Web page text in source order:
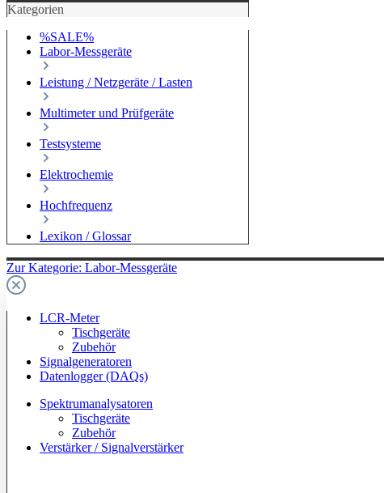
Kategorien
%SALE%
Labor-Messgeräte
Leistung / Netzgeräte / Lasten
Multimeter und Prüfgeräte
Testsysteme
Elektrochemie
Hochfrequenz
Lexikon / Glossar
Zur Kategorie: Labor-Messgeräte
LCR-Meter
Tischgeräte
Zubehör
Signalgeneratoren
Datenlogger (DAQs)
Spektrumanalysatoren
Tischgeräte
Zubehör
Verstärker / Signalverstärker